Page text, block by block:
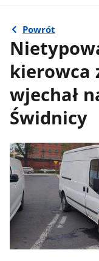
Powrót
kierowca
wjechał
Świdnicy